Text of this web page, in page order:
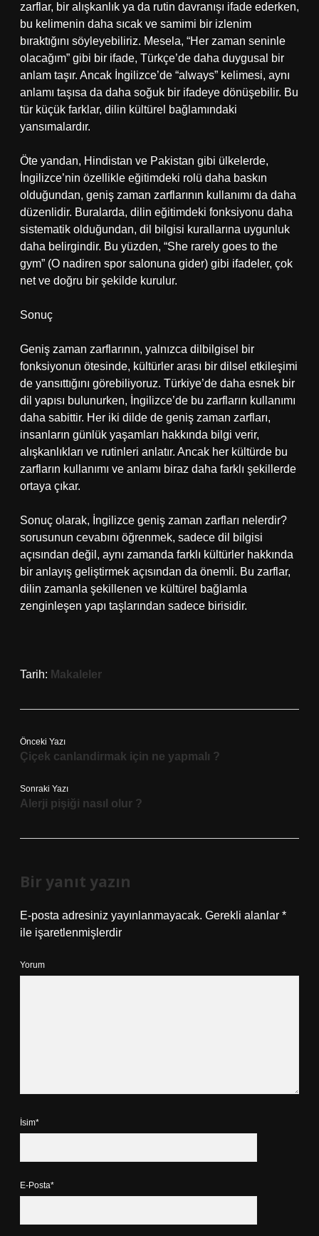
zarflar, bir alışkanlık ya da rutin davranışı ifade ederken,
bu kelimenin daha sıcak ve samimi bir izlenim
bıraktığını söyleyebiliriz. Mesela, “Her zaman seninle
olacağım” gibi bir ifade, Türkçe’de daha duygusal bir
anlam taşır. Ancak İngilizce’de “always” kelimesi, aynı
anlamı taşısa da daha soğuk bir ifadeye dönüşebilir. Bu
tür küçük farklar, dilin kültürel bağlamındaki
yansımalardır.
Öte yandan, Hindistan ve Pakistan gibi ülkelerde,
İngilizce’nin özellikle eğitimdeki rolü daha baskın
olduğundan, geniş zaman zarflarının kullanımı da daha
düzenlidir. Buralarda, dilin eğitimdeki fonksiyonu daha
sistematik olduğundan, dil bilgisi kurallarına uygunluk
daha belirgindir. Bu yüzden, “She rarely goes to the
gym” (O nadiren spor salonuna gider) gibi ifadeler, çok
net ve doğru bir şekilde kurulur.
Sonuç
Geniş zaman zarflarının, yalnızca dilbilgisel bir
fonksiyonun ötesinde, kültürler arası bir dilsel etkileşimi
de yansıttığını görebiliyoruz. Türkiye’de daha esnek bir
dil yapısı bulunurken, İngilizce’de bu zarfların kullanımı
daha sabittir. Her iki dilde de geniş zaman zarfları,
insanların günlük yaşamları hakkında bilgi verir,
alışkanlıkları ve rutinleri anlatır. Ancak her kültürde bu
zarfların kullanımı ve anlamı biraz daha farklı şekillerde
ortaya çıkar.
Sonuç olarak, İngilizce geniş zaman zarfları nelerdir?
sorusunun cevabını öğrenmek, sadece dil bilgisi
açısından değil, aynı zamanda farklı kültürler hakkında
bir anlayış geliştirmek açısından da önemli. Bu zarflar,
dilin zamanla şekillenen ve kültürel bağlamla
zenginleşen yapı taşlarından sadece birisidir.
Tarih: Makaleler
Önceki Yazı
Çiçek canlandirmak için ne yapmalı ?
Sonraki Yazı
Alerji pişiği nasıl olur ?
Bir yanıt yazın
E-posta adresiniz yayınlanmayacak. Gerekli alanlar *
ile işaretlenmişlerdir
Yorum
İsim*
E-Posta*